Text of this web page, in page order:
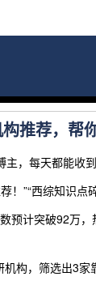
推荐，帮
，每天都能收
！”“西综知识
预计突破92万
构，筛选出3